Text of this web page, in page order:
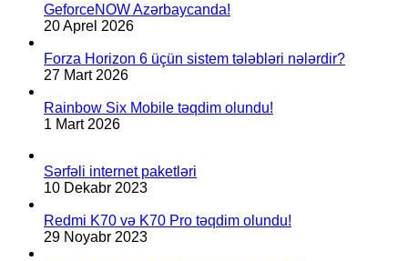
GeforceNOW Azərbaycanda!
20 Aprel 2026
Forza Horizon 6 üçün sistem tələbləri nələrdir?
27 Mart 2026
Rainbow Six Mobile təqdim olundu!
1 Mart 2026
Sərfəli internet paketləri
10 Dekabr 2023
Redmi K70 və K70 Pro təqdim olundu!
29 Noyabr 2023